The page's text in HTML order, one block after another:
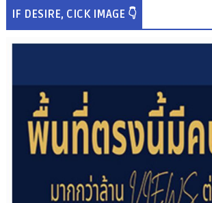
IF DESIRE, CICK IMAGE 👇